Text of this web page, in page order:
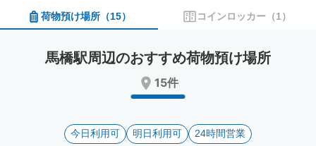
calendar
and
date.
calendar
and
a
date.
mark
key
荷物預け場所 （15） コインロッカー （1）
馬橋駅周辺のおすすめ荷物預け場所
15件
今日利用可 明日利用可 24時間営業